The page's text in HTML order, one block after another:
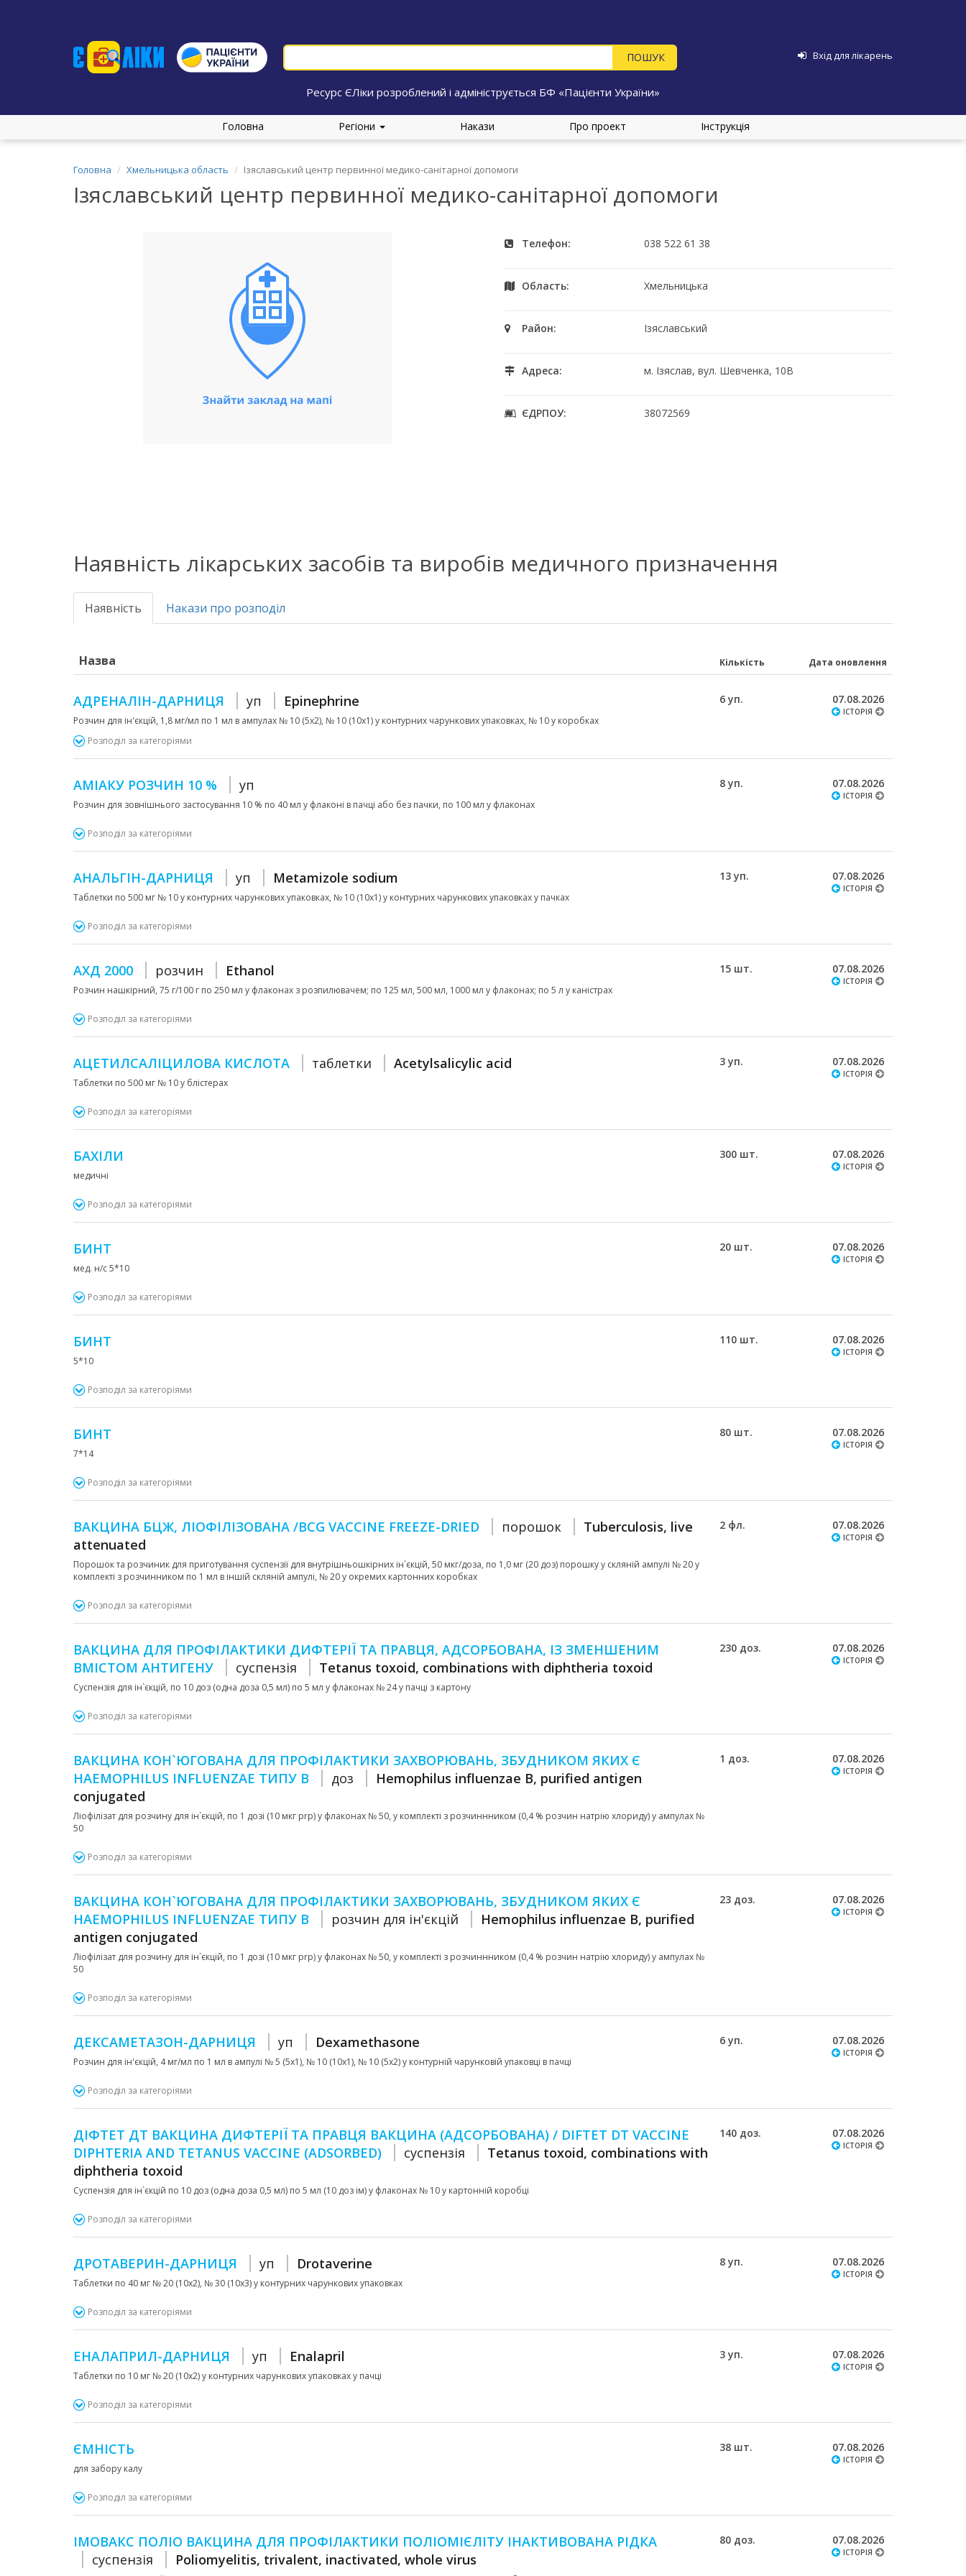
Вхід для лікарень
Ресурс ЄЛіки розроблений і адмініструється БФ «Пацієнти України»
Головна Регіони Накази Про проект Інструкція
Головна Хмельницька область Ізяславський центр первинної медико-санітарної допомоги
Ізяславський центр первинної медико-санітарної допомоги
Телефон: 038 522 61 38
Область: Хмельницька
Район: Ізяславський
Адреса: м. Ізяслав, вул. Шевченка, 10В
ЄДРПОУ: 38072569
Наявність лікарських засобів та виробів медичного призначення
Наявність Накази про розподіл
Назва Кількість Дата оновлення
АДРЕНАЛІН-ДАРНИЦЯ уп Epinephrine
Розчин для ін'єкцій, 1,8 мг/мл по 1 мл в ампулах № 10 (5х2), № 10 (10х1) у контурних чарункових упаковках, № 10 у коробках
6 уп. 07.08.2026
ІСТОРІЯ
Розподіл за категоріями
АМІАКУ РОЗЧИН 10 % уп
Розчин для зовнішнього застосування 10 % по 40 мл у флаконі в пачці або без пачки, по 100 мл у флаконах
8 уп. 07.08.2026
ІСТОРІЯ
Розподіл за категоріями
АНАЛЬГІН-ДАРНИЦЯ уп Metamizole sodium
Таблетки по 500 мг № 10 у контурних чарункових упаковках, № 10 (10х1) у контурних чарункових упаковках у пачках
13 уп. 07.08.2026
ІСТОРІЯ
Розподіл за категоріями
АХД 2000 розчин Ethanol
Розчин нашкірний, 75 г/100 г по 250 мл у флаконах з розпилювачем; по 125 мл, 500 мл, 1000 мл у флаконах; по 5 л у каністрах
15 шт. 07.08.2026
ІСТОРІЯ
Розподіл за категоріями
АЦЕТИЛСАЛІЦИЛОВА КИСЛОТА таблетки Acetylsalicylic acid
Таблетки по 500 мг № 10 у блістерах
3 уп. 07.08.2026
ІСТОРІЯ
Розподіл за категоріями
БАХІЛИ
медичні
300 шт. 07.08.2026
ІСТОРІЯ
Розподіл за категоріями
БИНТ
мед. н/с 5*10
20 шт. 07.08.2026
ІСТОРІЯ
Розподіл за категоріями
БИНТ
5*10
110 шт. 07.08.2026
ІСТОРІЯ
Розподіл за категоріями
БИНТ
7*14
80 шт. 07.08.2026
ІСТОРІЯ
Розподіл за категоріями
ВАКЦИНА БЦЖ, ЛІОФІЛІЗОВАНА /BCG VACCINE FREEZE-DRIED порошок
Tuberculosis, live
attenuated
Порошок та розчиник для приготування суспензії для внутрішньошкірних ін`єкцій, 50 мкг/доза, по 1,0 мг (20 доз) порошку у скляній ампулі № 20 у
комплекті з розчинником по 1 мл в іншій скляній ампулі, № 20 у окремих картонних коробках
2 фл. 07.08.2026
ІСТОРІЯ
Розподіл за категоріями
ВАКЦИНА ДЛЯ ПРОФІЛАКТИКИ ДИФТЕРІЇ ТА ПРАВЦЯ, АДСОРБОВАНА, ІЗ ЗМЕНШЕНИМ
ВМІСТОМ АНТИГЕНУ
суспензія Tetanus toxoid, combinations with diphtheria toxoid
Суспензія для ін`єкцій, по 10 доз (одна доза 0,5 мл) по 5 мл у флаконах № 24 у пачці з картону
230 доз. 07.08.2026
ІСТОРІЯ
Розподіл за категоріями
ВАКЦИНА КОН`ЮГОВАНА ДЛЯ ПРОФІЛАКТИКИ ЗАХВОРЮВАНЬ, ЗБУДНИКОМ ЯКИХ Є
HAEMOPHILUS INFLUENZAE ТИПУ B
доз
Hemophilus influenzae B, purified antigen
conjugated
Ліофілізат для розчину для ін`єкцій, по 1 дозі (10 мкг prp) у флаконах № 50, у комплекті з розчиннником (0,4 % розчин натрію хлориду) у ампулах №
50
1 доз. 07.08.2026
ІСТОРІЯ
Розподіл за категоріями
ВАКЦИНА КОН`ЮГОВАНА ДЛЯ ПРОФІЛАКТИКИ ЗАХВОРЮВАНЬ, ЗБУДНИКОМ ЯКИХ Є
HAEMOPHILUS INFLUENZAE ТИПУ B
розчин для ін'єкцій
Hemophilus influenzae B, purified
antigen conjugated
Ліофілізат для розчину для ін`єкцій, по 1 дозі (10 мкг prp) у флаконах № 50, у комплекті з розчиннником (0,4 % розчин натрію хлориду) у ампулах №
50
23 доз. 07.08.2026
ІСТОРІЯ
Розподіл за категоріями
ДЕКСАМЕТАЗОН-ДАРНИЦЯ уп Dexamethasone
Розчин для ін'єкцій, 4 мг/мл по 1 мл в ампулі № 5 (5х1), № 10 (10х1), № 10 (5х2) у контурній чарунковій упаковці в пачці
6 уп. 07.08.2026
ІСТОРІЯ
Розподіл за категоріями
ДІФТЕТ ДТ ВАКЦИНА ДИФТЕРІЇ ТА ПРАВЦЯ ВАКЦИНА (АДСОРБОВАНА) / DIFTET DT VACCINE
DIPHTERIA AND TETANUS VACCINE (ADSORBED)
суспензія
Tetanus toxoid, combinations with
diphtheria toxoid
Суспензія для ін`єкцій по 10 доз (одна доза 0,5 мл) по 5 мл (10 доз ім) у флаконах № 10 у картонній коробці
140 доз. 07.08.2026
ІСТОРІЯ
Розподіл за категоріями
ДРОТАВЕРИН-ДАРНИЦЯ уп Drotaverine
Таблетки по 40 мг № 20 (10х2), № 30 (10х3) у контурних чарункових упаковках
8 уп. 07.08.2026
ІСТОРІЯ
Розподіл за категоріями
ЕНАЛАПРИЛ-ДАРНИЦЯ уп Enalapril
Таблетки по 10 мг № 20 (10х2) у контурних чарункових упаковках у пачці
3 уп. 07.08.2026
ІСТОРІЯ
Розподіл за категоріями
ЄМНІСТЬ
для забору калу
38 шт. 07.08.2026
ІСТОРІЯ
Розподіл за категоріями
ІМОВАКС ПОЛІО ВАКЦИНА ДЛЯ ПРОФІЛАКТИКИ ПОЛІОМІЄЛІТУ ІНАКТИВОВАНА РІДКА
суспензія
Poliomyelitis, trivalent, inactivated, whole virus
80 доз. 07.08.2026
ІСТОРІЯ